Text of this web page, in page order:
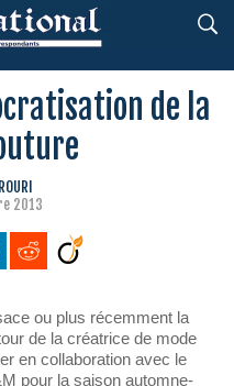
de la
2013
ou plus récemment la
de la créatrice de mode
en collaboration avec le
pour la saison automne-